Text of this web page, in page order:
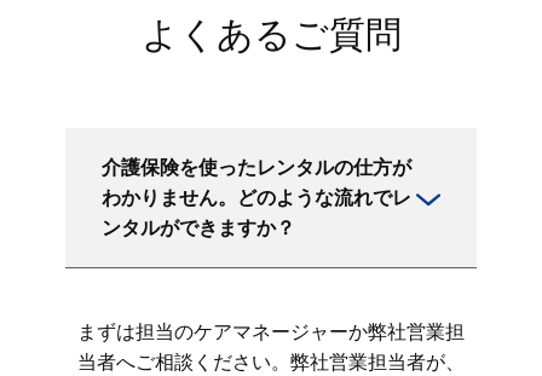
よくあるご質問
介護保険を使ったレンタルの仕方が
わかりません。どのような流れでレ
ンタルができますか？
まずは担当のケアマネージャーか弊社営業担
当者へご相談ください。弊社営業担当者が、